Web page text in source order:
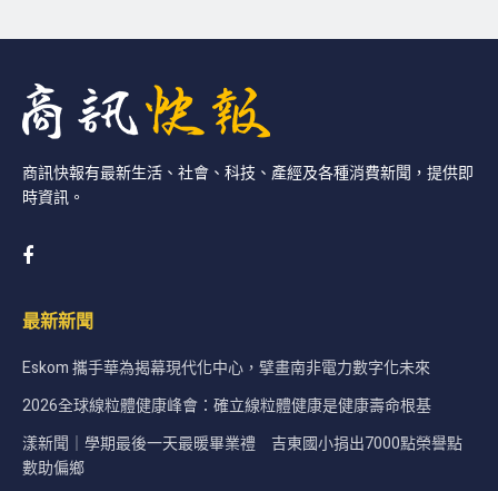
商訊快報有最新生活、社會、科技、產經及各種消費新聞，提供即
時資訊。
最新新聞
Eskom 攜手華為揭幕現代化中心，擘畫南非電力數字化未來
2026全球線粒體健康峰會：確立線粒體健康是健康壽命根基
漾新聞｜學期最後一天最暖畢業禮 吉東國小捐出7000點榮譽點
數助偏鄉